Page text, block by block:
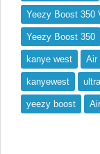
Yeezy Boost 350
Yeezy Boost 350
kanye west Air
kanyewest
yeezy boost